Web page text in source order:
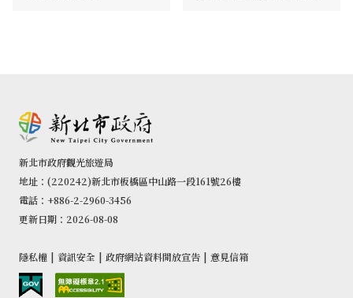
新北市政府觀光旅遊局
地址：(220242)新北市板橋區中山路一段161號26樓
電話：+886-2-2960-3456
更新日期：2026-08-08
隱私權 | 資訊安全 | 政府網站資料開放宣告 | 意見信箱